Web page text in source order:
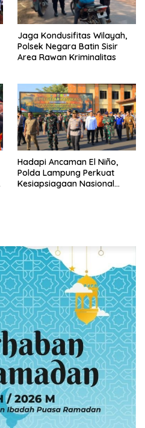
Jaga Kondusifitas Wilayah,
Polsek Negara Batin Sisir
Area Rawan Kriminalitas
Hadapi Ancaman El Niño,
Polda Lampung Perkuat
Kesiapsiagaan Nasional